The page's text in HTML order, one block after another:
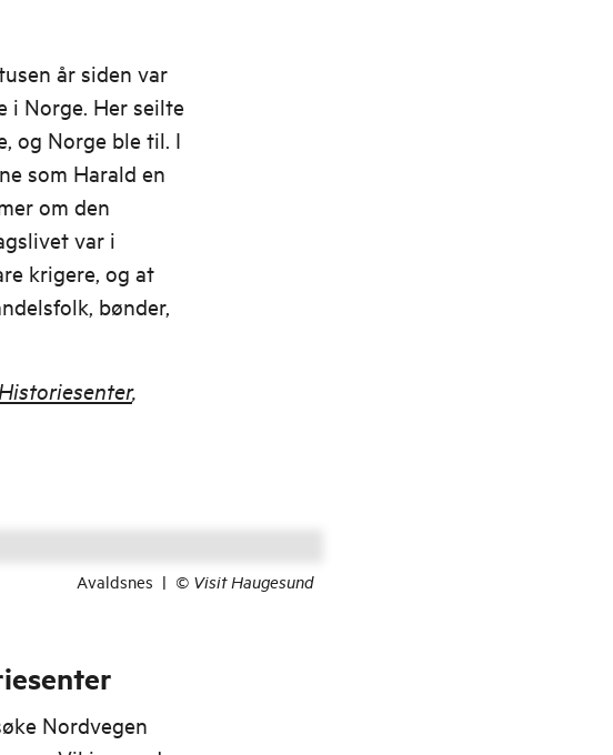
år siden var
i Norge. Her seilte
og Norge ble til. I
som Harald en
om den
var i
krigere, og at
bønder,
,
Avaldsnes | © Visit Haugesund
Nordvegen